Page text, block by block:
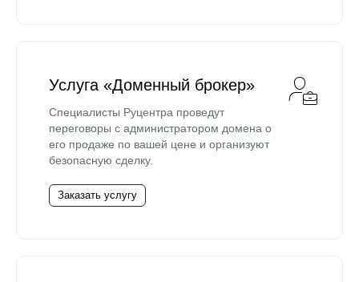
Услуга «Доменный брокер»
Специалисты Руцентра проведут
переговоры с администратором домена о
его продаже по вашей цене и организуют
безопасную сделку.
Заказать услугу